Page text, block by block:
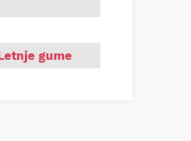
gume